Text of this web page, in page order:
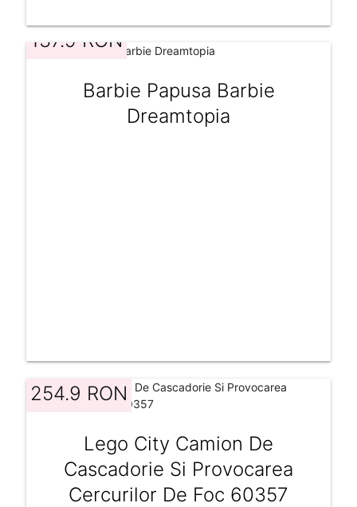
137.9 RON
Barbie Papusa Barbie
Dreamtopia
254.9 RON
Lego City Camion De
Cascadorie Si Provocarea
Cercurilor De Foc 60357